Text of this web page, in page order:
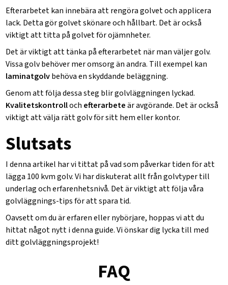
Efterarbetet kan innebära att rengöra golvet och applicera
lack. Detta gör golvet skönare och hållbart. Det är också
viktigt att titta på golvet för ojämnheter.
Det är viktigt att tänka på efterarbetet när man väljer golv.
Vissa golv behöver mer omsorg än andra. Till exempel kan
laminatgolvbehöva en skyddande beläggning.
Genom att följa dessa steg blir golvläggningen lyckad.
Kvalitetskontrolloch efterarbeteär avgörande. Det är också
viktigt att välja rätt golv för sitt hem eller kontor.
Slutsats
I denna artikel har vi tittat på vad som påverkar tiden för att
lägga 100 kvm golv. Vi har diskuterat allt från golvtyper till
underlag och erfarenhetsnivå. Det är viktigt att följa våra
golvläggnings-tips för att spara tid.
Oavsett om du är erfaren eller nybörjare, hoppas vi att du
hittat något nytt i denna guide. Vi önskar dig lycka till med
ditt golvläggningsprojekt!
FAQ